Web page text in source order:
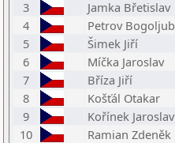
3
Jamka Břetislav
4
Petrov Bogoljub
5
Šimek Jiří
6
Míčka Jaroslav
7
Bříza Jiří
8
Košťál Otakar
9
Kořínek Jaroslav
10
Ramian Zdeněk